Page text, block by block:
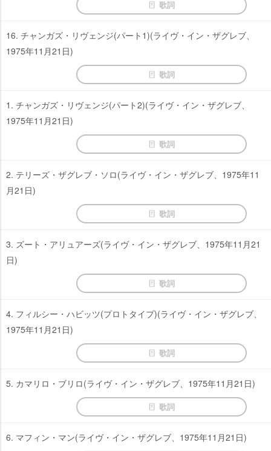
歌詞
16. チャンガズ・リヴェンジ(パート1)(ライヴ・イン・ザグレブ、
1975年11月21日)
歌詞
1. チャンガズ・リヴェンジ(パート2)(ライヴ・イン・ザグレブ、
1975年11月21日)
歌詞
2. テリーズ・ザグレブ・ソロ(ライヴ・イン・ザグレブ、1975年11
月21日)
歌詞
3. ズート・アリュアーズ(ライヴ・イン・ザグレブ、1975年11月21
日)
歌詞
4. フィルシー・ハビッツ(プロトタイプ)(ライヴ・イン・ザグレブ、
1975年11月21日)
歌詞
5. カマリロ・ブリロ(ライヴ・イン・ザグレブ、1975年11月21日)
歌詞
6. マフィン・マン(ライヴ・イン・ザグレブ、1975年11月21日)